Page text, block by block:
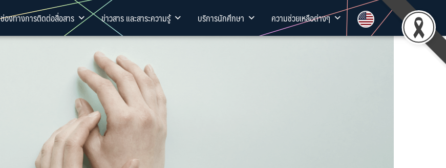
ช่องทางการติดต่อสื่อสาร ข่าวสาร และสาระความรู้ บริการนักศึกษา ความช่วยเหลือต่างๆ